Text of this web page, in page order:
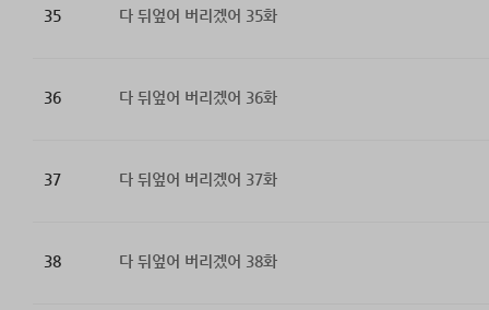
35 다 뒤엎어 버리겠어 35화
36 다 뒤엎어 버리겠어 36화
37 다 뒤엎어 버리겠어 37화
38 다 뒤엎어 버리겠어 38화